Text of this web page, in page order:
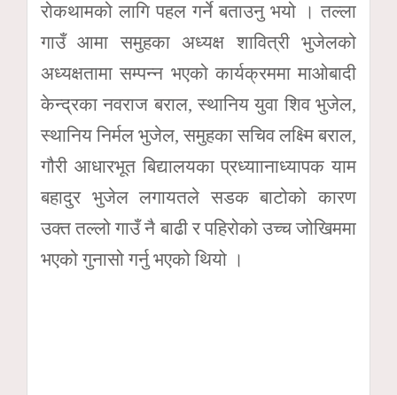
रोकथामको लागि पहल गर्ने बताउनु भयो । तल्ला
गाउँ आमा समुहका अध्यक्ष शावित्री भुजेलको
अध्यक्षतामा सम्पन्न भएको कार्यक्रममा माओबादी
केन्द्रका नवराज बराल, स्थानिय युवा शिव भुजेल,
स्थानिय निर्मल भुजेल, समुहका सचिव लक्ष्मि बराल,
गौरी आधारभूत बिद्यालयका प्रध्याानाध्यापक याम
बहादुर भुजेल लगायतले सडक बाटोको कारण
उक्त तल्लो गाउँ नै बाढी र पहिरोको उच्च जोखिममा
भएको गुनासो गर्नु भएको थियो ।